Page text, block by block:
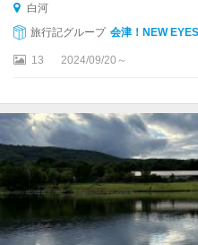
白河
旅行記グループ 会津！NEW EYES
13 2024/09/20～